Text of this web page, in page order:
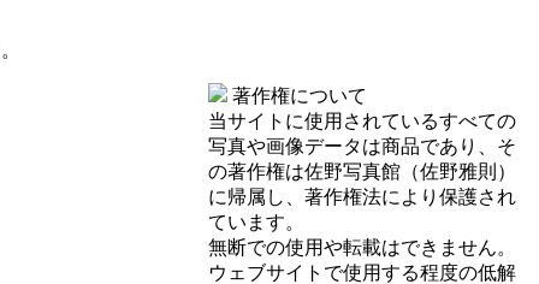
著作権について
当サイトに使用されているすべての
写真や画像データは商品であり、そ
の著作権は佐野写真館（佐野雅則）
に帰属し、著作権法により保護され
ています。
無断での使用や転載はできません。
ウェブサイトで使用する程度の低解